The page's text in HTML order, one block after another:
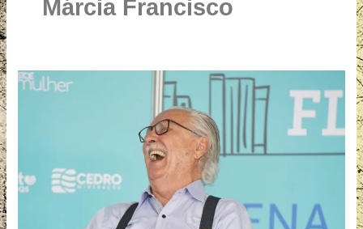
e
Márcia Francisco
A
gargalhada